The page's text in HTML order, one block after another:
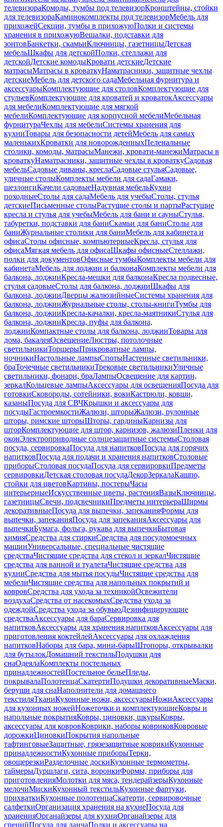
телевизораКомоды, тумбы под телевизорКронштейны, стойки
для телевизораКаминокомплекты под телевизорМебель для
прихожейСекции, тумбы в прихожуюПолки и системы
хранения в прихожуюВешалки, подставки для
зонтовБанкетки, скамьиКлючницы, газетницыДетская
мебельШкафы для детскойПолки, стеллажи для
детскойДетские комодыКровати детскиеДетские
матрасыМатрасы в кроваткуНаматрасники, защитные чехлы
детскиеМебель для детского садаМебельная фурнитура и
аксессуарыКомплектующие для столовКомплектующие для
стульевКомплектующие для кроватей и кроватокАксессуары
для мебелиКомплектующие для мягкой
мебелиКомплектующие для корпусной мебелиМебельная
фурнитураЧехлы для мебелиСистемы хранения для
кухниТовары для безопасности детейМебель для самых
маленькихКроватки для новорожденныхПеленальные
столики, комоды, матрасыМанежи, кровати-манежиМатрасы в
кроваткуНаматрасники, защитные чехлы в кроваткуСадовая
мебельСадовые диваны, креслаСадовые стульяСадовые,
уличные столыКомплекты мебели для садаГамаки,
шезлонгиКачели садовыеНадувная мебельКухни
походныеСтолы для садаМебель для учебыСтолы, стулья
детскиеПисьменные столыРастущие столы и партыРастущие
кресла и стулья для учебыМебель для бани и сауныСтулья,
табуретки, подставки для баниСкамьи для баниСтолы для
баниЖурнальные столики для баниМебель для кабинета и
офисаСтолы офисные, компьютерныеКресла, стулья для
офисаМягкая мебель для офисаШкафы офисныеСтеллажи,
полки для документовОфисные тумбыКомплекты мебели для
кабинетаМебель для лоджии и балконаКомплекты мебели для
балкона, лоджииКресла-мешки для балконаКресла подвесные,
стулья садовыеСтолы для балкона, лоджииШкафы для
балкона, лоджииДверцы жалюзийныеСистемы хранения для
балкона, лоджииЖурнальные столы, столы-книгиТумбы для
балкона, лоджииКресла-качалки, кресла-маятникиСтулья для
балкона, лоджииКресла, пуфы для балкона,
лоджииКомпактные столы для балкона, лоджииТовары для
дома, бакалеяОсвещениеЛюстры, потолочные
светильникиТоршерыПрикроватные лампы,
ночникиНастольные лампыСпотыНастенные светильники,
браТочечные светильникиТрековые светильникиУличные
светильники, фонари, браЛампыОсвещение для картин,
зеркалКольцевые лампыАксессуары для освещенияПосуда для
готовкиСковороды, сотейники, вокиКастрюли, ковши,
казаныПосуда для СВЧКрышки и аксессуары для
посудыГастроемкостиЖалюзи, шторыЖалюзи, рулонные
шторы, римские шторыШторы, гардиныКарнизы для
шторКомплектующие для штор, карнизов, жалюзиПленки для
оконЭлектроприводные солнцезащитные системыСтоловая
посуда, сервировкаПосуда для напитковПосуда для горячих
напитковПосуда для подачи и хранения напитковСтоловые
приборыСтоловая посудаПосуда для сервировкиПредметы
сервировкиДетская столовая посудаДекорЗеркалаКашпо,
стойки для цветовКартины, постерыЧасы
интерьерныеИскусственные цветы, растенияВазыКлючницы,
газетницыСвечи, подсвечникиПредметы интерьераШирмы
декоративныеПосуда для выпечки, запеканияФормы для
выпечки, запеканияПосуда для запеканияАксессуары для
выпечкиБумага, фольга, рукава для выпечкиБытовая
химияСредства для стиркиСредства для посудомоечных
машинУниверсальные, специальные чистящие
средстваЧистящие средства для стекол и зеркалЧистящие
средства для ванной и туалетаЧистящие средства для
кухниСредства для мытья посудыЧистящие средства для
мебелиЧистящие средства для напольных покрытий и
ковровСредства для ухода за техникойОсвежители
воздухаСредства от насекомыхСредства ухода за
одеждойСредства ухода за обувьюДезинфицирующие
средстваАксессуары для бараСервировка для
напитковАксессуары для хранения напитковАксессуары для
приготовления коктейлейАксессуары для охлаждения
напитковНаборы для бара, мини-барыШтопоры, открывалки
для бутылокДомашний текстильПодушки для
снаОдеялаКомплекты постельных
принадлежностейПостельное бельеПледы,
покрывалаПолотенцаСкатертиПодушки декоративныеМаски,
беруши для снаНаполнители для домашнего
текстиляТканиКухонные ножи, аксессуарыНожиАксессуары
для кухонных ножейНожеточки и комплектующиеКовры и
напольные покрытияКовры, циновки, шкурыКовры,
аксессуары для ковровКоврики, наборы ковриковКовровые
дорожкиЦиновкиПокрытия напольные
тафтинговыеЗащитные, грязезащитные коврикиКухонные
принадлежностиКухонные приборыТерки,
овощерезкиРазделочные доскиКухонные термометры,
таймерыДуршлаги, сита, воронкиФормы, приборы для
приготовленияМолотки для мяса, тендерайзерыКухонные
мелочиМискиКухонный текстильКухонные фартуки,
прихваткиКухонные полотенцаСкатерти, сервировочные
салфеткиОрганизация хранения на кухнеПосуда для
храненияОрганайзеры для кухниОрганайзеры для
специйПосуда для ланчаПолки и аксессуары на